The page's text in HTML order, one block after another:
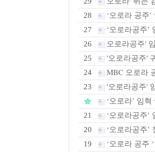
28 ‘오로라 공주
27 ‘오로라공주’
26 오로라공주'
25 ′오로라공주′
24 MBC 오로라
23
'오로라공주'
‘오로라’ 임
21 ‘오로라공주
20 ‘오로라공주
19 ‘오로라 공주